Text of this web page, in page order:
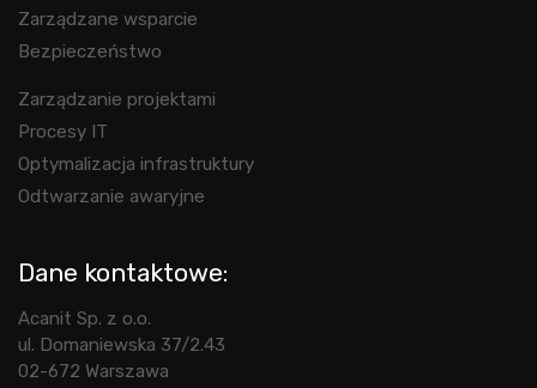
Zarządzane wsparcie
Bezpieczeństwo
Zarządzanie projektami
Procesy IT
Optymalizacja infrastruktury
Odtwarzanie awaryjne
Dane kontaktowe:
Acanit Sp. z o.o.
ul. Domaniewska 37/2.43
02-672 Warszawa